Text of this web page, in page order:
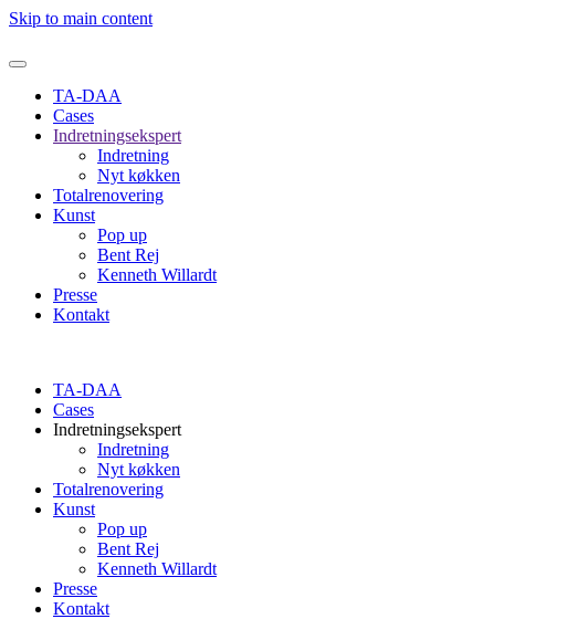
Skip to main content
TA-DAA
Cases
Indretningsekspert
Indretning
Nyt køkken
Totalrenovering
Kunst
Pop up
Bent Rej
Kenneth Willardt
Presse
Kontakt
TA-DAA
Cases
Indretningsekspert
Indretning
Nyt køkken
Totalrenovering
Kunst
Pop up
Bent Rej
Kenneth Willardt
Presse
Kontakt